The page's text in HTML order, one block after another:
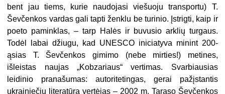
bent jau tiems, kurie naudojasi viešuoju transportu) T.
Ševčenkos vardas gali tapti ženklu be turinio. Įstrigti, kaip ir
poeto paminklas, – tarp Halės ir buvusio arklių turgaus.
Todėl labai džiugu, kad UNESCO iniciatyva minint 200-
ąsias T. Ševčenkos gimimo (nebe mirties!) metines,
išleistas naujas „Kobzariaus“ vertimas. Svarbiausias
leidinio pranašumas: autoritetingas, gerai pažįstantis
ukrainiečių literatūrą vertėjas – 2002 m. Taraso Ševčenkos